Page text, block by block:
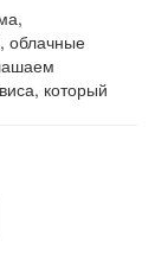
облачные
который